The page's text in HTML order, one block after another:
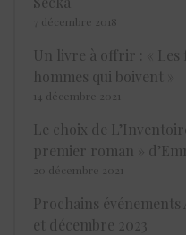
7 décembre 2018
Un livre à offrir : « Les
hommes qui boivent »
14 décembre 2021
Le choix de
premier roman »
20 décembre 2021
Prochains
et décembre 2023